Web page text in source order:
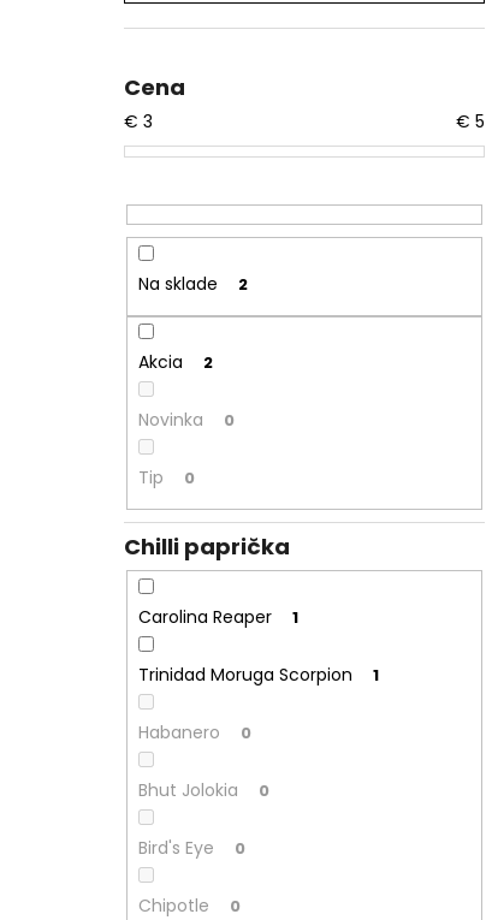
Cena
€ 3 € 5
Na sklade 2
Akcia 2
Novinka 0
Tip 0
Chilli paprička
Carolina Reaper 1
Trinidad Moruga Scorpion 1
Habanero 0
Bhut Jolokia 0
Bird's Eye 0
Chipotle 0